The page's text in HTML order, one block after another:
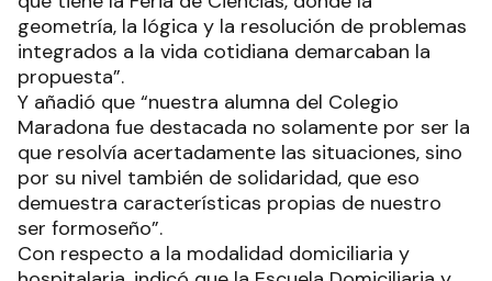
geometría, la lógica y la resolución de problemas
integrados a la vida cotidiana demarcaban la
propuesta”.
Y añadió que “nuestra alumna del Colegio
Maradona fue destacada no solamente por ser la
que resolvía acertadamente las situaciones, sino
por su nivel también de solidaridad, que eso
demuestra características propias de nuestro
ser formoseño”.
Con respecto a la modalidad domiciliaria y